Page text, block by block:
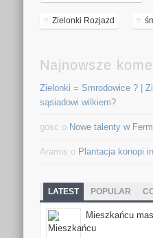
Zielonki Rozjazd
Najnowsze
Zielonki = Smrodowice ? |
sąsiadowi wilkiem?
gosc o Nowe talenty w
Aramis o Plantacja konopi
LATEST POPULAR
Mieszkańcu